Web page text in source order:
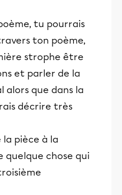
tu pourrais
ton poème,
strophe être
et parler de la
alors que dans la
décrire très
pièce à la
quelque chose qui